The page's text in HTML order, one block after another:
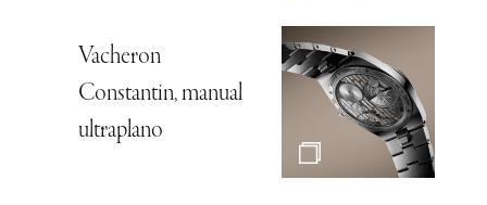
Vacheron
Constantin, manual
ultraplano